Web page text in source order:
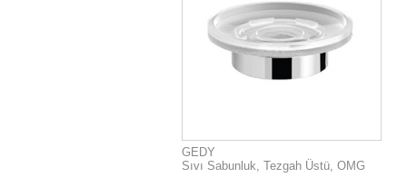
GEDY
Sıvı Sabunluk, Tezgah Üstü, OMG